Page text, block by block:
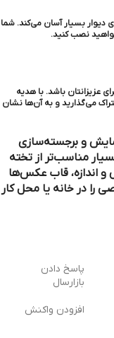
دیوار بسیار آسان می‌کند. شما
نصب کنید.
عزیزانتان باشد. با هدیه
می‌گذارید و به آن‌ها نشان
و برجسته‌سازی
مناسب‌تر از تخته
اندازه، قاب عکس‌ها
را در خانه یا محل کار